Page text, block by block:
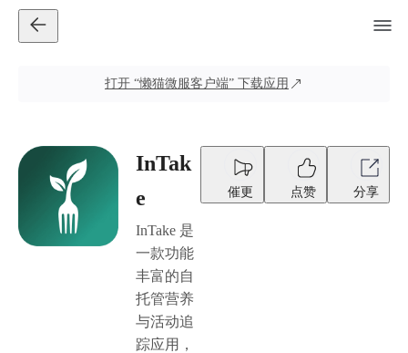
打开 “懒猫微服客户端” 下载应用
InTak
e
InTake 是
一款功能
丰富的自
托管营养
与活动追
踪应用，
催更 点赞 分享